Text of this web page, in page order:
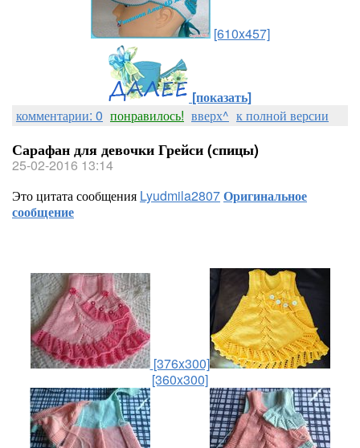
[610x457]
[показать]
комментарии: 0 понравилось! вверх^ к полной версии
Сарафан для девочки Грейси (спицы)
25-02-2016 13:14
Это цитата сообщения Lyudmila2807Оригинальное
сообщение
[376x300]
[360x300]